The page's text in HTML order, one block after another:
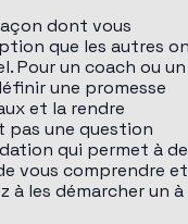
dont vous
que les autres
Pour un coach ou un
une promesse
et la rendre
pas une question
qui permet à
vous comprendre et
à les démarcher un à